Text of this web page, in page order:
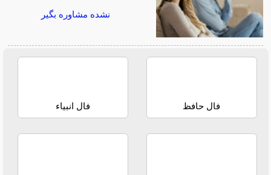
نشده مشاوره بگیر
فال حافظ فال انبیاء